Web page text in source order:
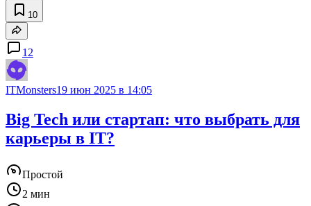
10
12
ITMonsters19 июн 2025 в 14:05
Big Tech или стартап: что выбрать для
карьеры в IT?
Простой
2 мин